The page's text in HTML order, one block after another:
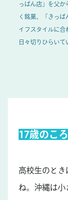
っぱん店」を父
く銘菓、「きっ
イフスタイルに合
日々切りひらいて
17歳のこ
高校生のと
ね。沖縄は